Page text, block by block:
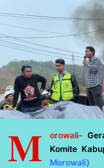
M orowali-
Komite
Morowali)